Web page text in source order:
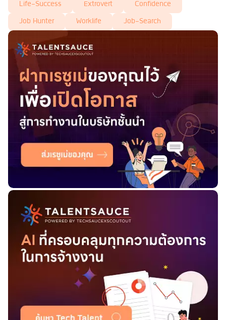
Life-Success Extrovert Confidence
Job Hunter Worklife Job-Search